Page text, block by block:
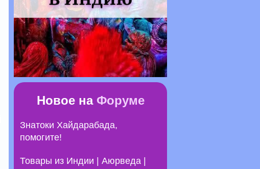
Новое на Форуме
Знатоки Хайдарабада,
помогите!
Товары из Индии | Аюрведа |